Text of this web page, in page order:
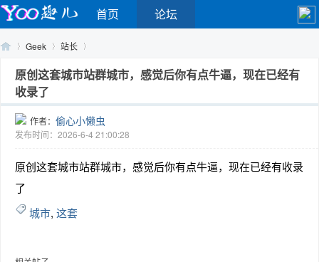
首页 论坛
Yo›
Geek
›
站长
›
原创这套城市站群城市，感觉后你有点牛逼，现在已经有
收录了
作者： 偷心小懒虫
发布时间：2026-6-4 21:00:28
原创这套城市站群城市，感觉后你有点牛逼，现在已经有收录
了
城市, 这套